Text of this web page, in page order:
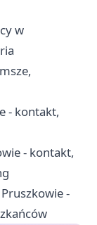
w
- kontakt,
- kontakt,
-